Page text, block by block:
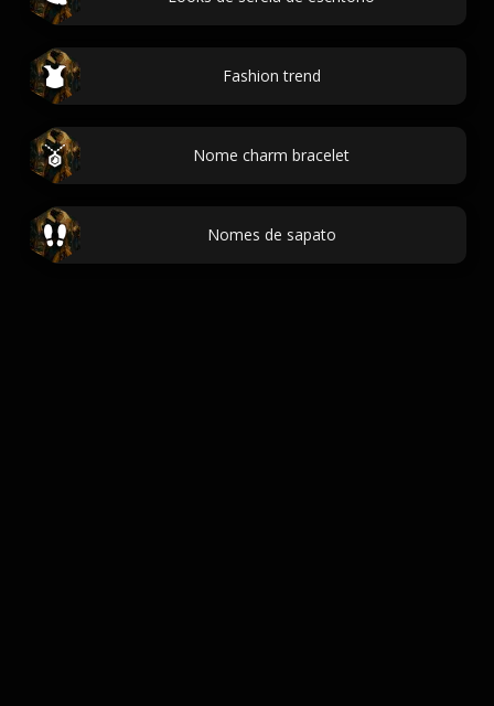
Fashion trend
Nome charm bracelet
Nomes de sapato